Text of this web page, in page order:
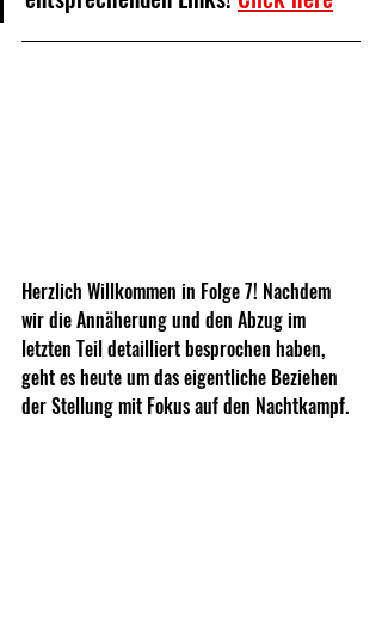
Herzlich Willkommen in Folge 7! Nachdem
wir die Annäherung und den Abzug im
letzten Teil detailliert besprochen haben,
geht es heute um das eigentliche Beziehen
der Stellung mit Fokus auf den Nachtkampf.